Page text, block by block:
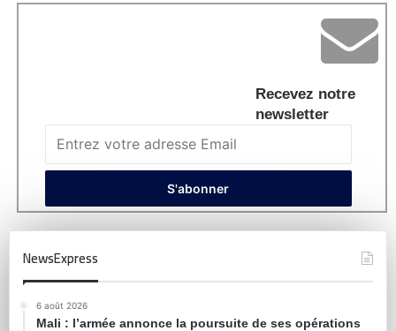
Recevez notre
newsletter
NewsExpress
6 août 2026
Mali : l’armée annonce la poursuite de ses opérations